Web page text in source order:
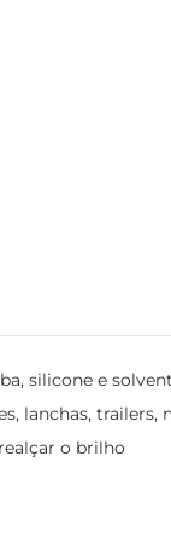
silicone e
lanchas,
o brilho